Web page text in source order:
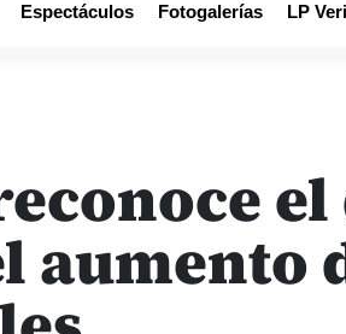
Espectáculos Fotogalerías LP
aumento